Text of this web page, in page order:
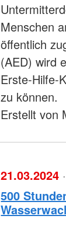
Menschen
öffentlich
(AED) wird
Erste-Hilfe-
zu können.
Erstellt von
21.03.2024
500